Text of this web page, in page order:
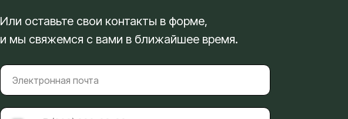
Или оставьте свои контакты в форме,
и мы свяжемся с вами в ближайшее время.